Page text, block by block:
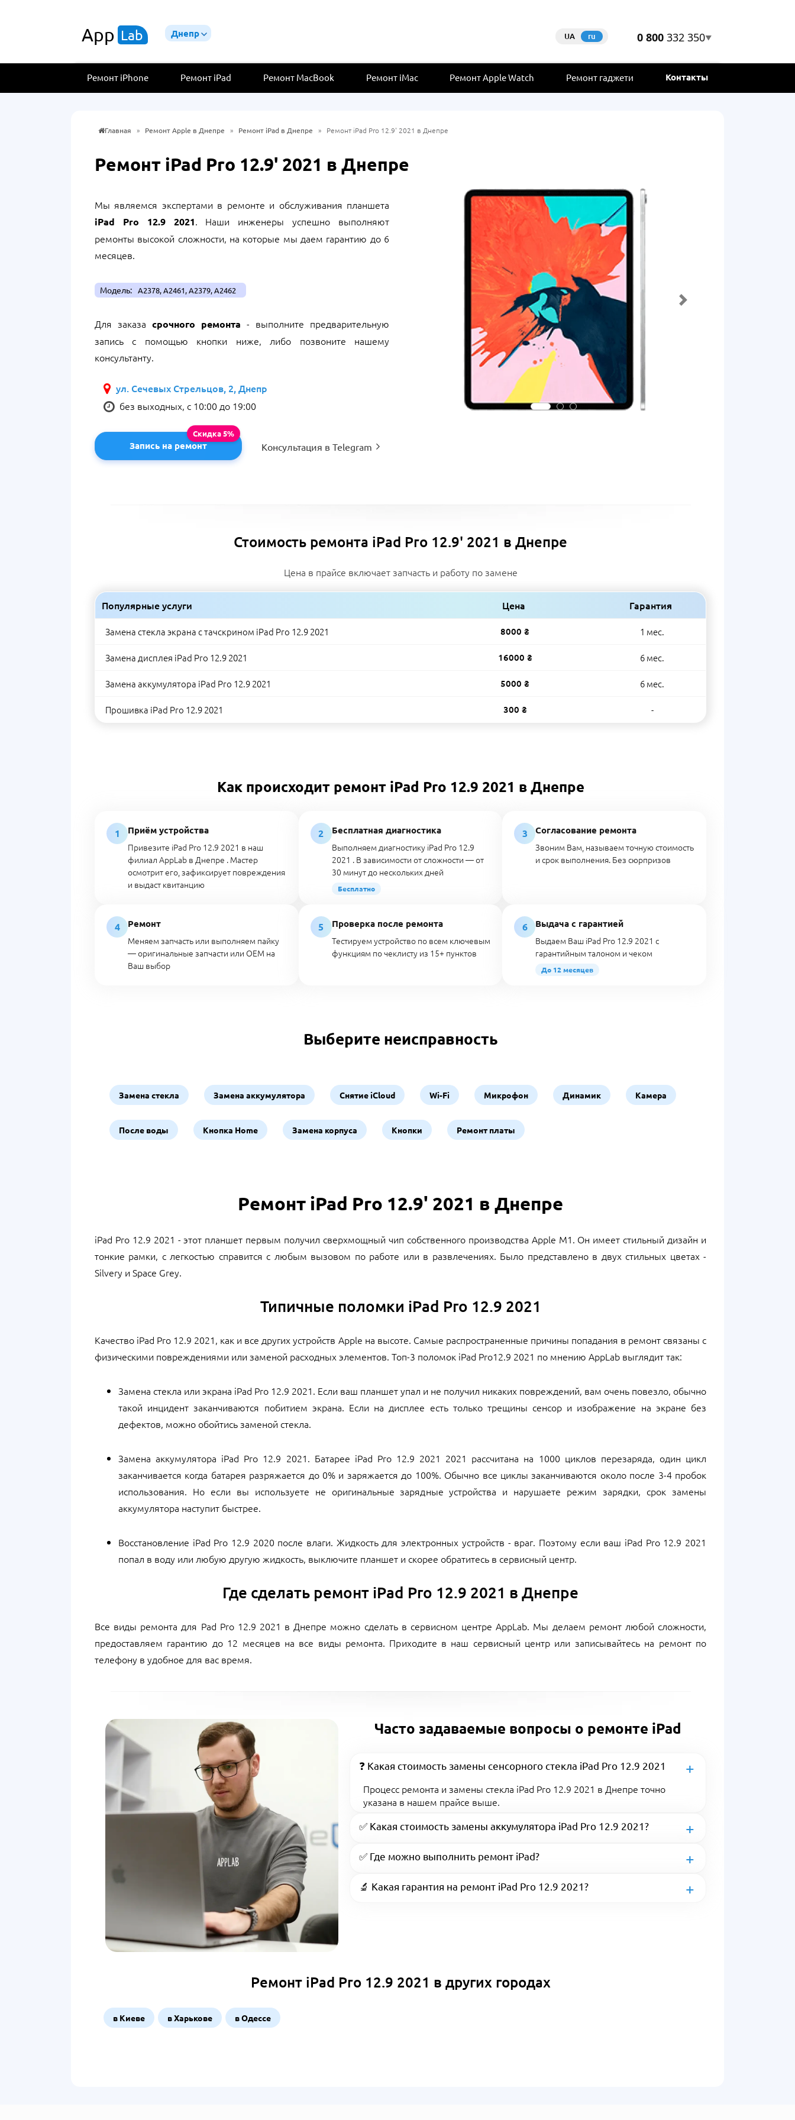
App Lab Днепр UA ru 0 800 332 350▼
Ремонт iPhone Ремонт iPad Ремонт MacBook Ремонт iMac Ремонт Apple Watch Ремонт гаджети Контакты
Главная » Ремонт Apple в Днепре » Ремонт iPad в Днепре » Ремонт iPad Pro 12.9' 2021 в Днепре
Ремонт iPad Pro 12.9' 2021 в Днепре
Мы являемся экспертами в ремонте и обслуживания планшета
iPad Pro 12.9 2021. Наши инженеры успешно выполняют
ремонты высокой сложности, на которые мы даем гарантию до 6
месяцев.
Модель: A2378, A2461, A2379, A2462
Для заказа срочного ремонта - выполните предварительную
запись с помощью кнопки ниже, либо позвоните нашему
консультанту.
ул. Сечевых Стрельцов, 2, Днепр
без выходных, с 10:00 до 19:00
Запись на ремонт Консультация в Telegram
Стоимость ремонта iPad Pro 12.9' 2021 в Днепре
Цена в прайсе включает запчасть и работу по замене
Популярные услуги Цена Гарантия
Замена стекла экрана с тачскрином iPad Pro 12.9 2021 8000 ₴ 1 мес.
Замена дисплея iPad Pro 12.9 2021 16000 ₴ 6 мес.
Замена аккумулятора iPad Pro 12.9 2021 5000 ₴ 6 мес.
Прошивка iPad Pro 12.9 2021 300 ₴ -
Как происходит ремонт iPad Pro 12.9 2021 в Днепре
1
Приём устройства
Привезите iPad Pro 12.9 2021 в наш
филиал AppLab в Днепре . Мастер
осмотрит его, зафиксирует повреждения
и выдаст квитанцию
2
Бесплатная диагностика
Выполняем диагностику iPad Pro 12.9
2021 . В зависимости от сложности — от
30 минут до нескольких дней
Бесплатно
3
Согласование ремонта
Звоним Вам, называем точную стоимость
и срок выполнения. Без сюрпризов
4
Ремонт
Меняем запчасть или выполняем пайку
— оригинальные запчасти или OEM на
Ваш выбор
5
Проверка после ремонта
Тестируем устройство по всем ключевым
функциям по чеклисту из 15+ пунктов
6
Выдача с гарантией
Выдаем Ваш iPad Pro 12.9 2021 с
гарантийным талоном и чеком
До 12 месяцев
Выберите неисправность
Замена стекла Замена аккумулятора Снятие iCloud Wi-Fi Микрофон Динамик Камера
После воды Кнопка Home Замена корпуса Кнопки Ремонт платы
Ремонт iPad Pro 12.9' 2021 в Днепре
iPad Pro 12.9 2021 - этот планшет первым получил сверхмощный чип собственного производства Apple M1. Он имеет стильный дизайн и
тонкие рамки, с легкостью справится с любым вызовом по работе или в развлечениях. Было представлено в двух стильных цветах -
Silvery и Space Grey.
Типичные поломки iPad Pro 12.9 2021
Качество iPad Pro 12.9 2021, как и все других устройств Apple на высоте. Самые распространенные причины попадания в ремонт связаны с
физическими повреждениями или заменой расходных элементов. Топ-3 поломок iPad Pro12.9 2021 по мнению AppLab выглядит так:
Замена стекла или экрана iPad Pro 12.9 2021. Если ваш планшет упал и не получил никаких повреждений, вам очень повезло, обычно
такой инцидент заканчиваются побитием экрана. Если на дисплее есть только трещины сенсор и изображение на экране без
дефектов, можно обойтись заменой стекла.
Замена аккумулятора iPad Pro 12.9 2021. Батарее iPad Pro 12.9 2021 2021 рассчитана на 1000 циклов перезаряда, один цикл
заканчивается когда батарея разряжается до 0% и заряжается до 100%. Обычно все циклы заканчиваются около после 3-4 пробок
использования. Но если вы используете не оригинальные зарядные устройства и нарушаете режим зарядки, срок замены
аккумулятора наступит быстрее.
Восстановление iPad Pro 12.9 2020 после влаги. Жидкость для электронных устройств - враг. Поэтому если ваш iPad Pro 12.9 2021
попал в воду или любую другую жидкость, выключите планшет и скорее обратитесь в сервисный центр.
Где сделать ремонт iPad Pro 12.9 2021 в Днепре
Все виды ремонта для Pad Pro 12.9 2021 в Днепре можно сделать в сервисном центре AppLab. Мы делаем ремонт любой сложности,
предоставляем гарантию до 12 месяцев на все виды ремонта. Приходите в наш сервисный центр или записывайтесь на ремонт по
телефону в удобное для вас время.
Часто задаваемые вопросы о ремонте iPad
❓ Какая стоимость замены сенсорного стекла iPad Pro 12.9 2021
Процесс ремонта и замены стекла iPad Pro 12.9 2021 в Днепре точно
указана в нашем прайсе выше.
✅ Какая стоимость замены аккумулятора iPad Pro 12.9 2021?
✅ Где можно выполнить ремонт iPad?
🔬 Какая гарантия на ремонт iPad Pro 12.9 2021?
Ремонт iPad Pro 12.9 2021 в других городах
в Киеве в Харькове в Одессе